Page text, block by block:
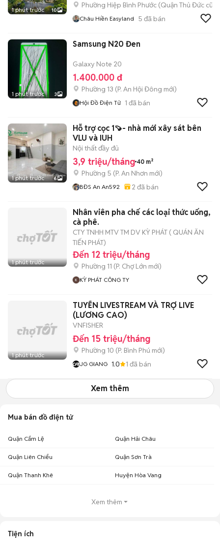
1 phút trước 10
Phường Hiệp Bình Phước (Quận Thủ Đức cũ)
Châu Hiền Easyland 5 đã bán
1 phút trước 3
Samsung N20 Đen
Galaxy Note 20
1.400.000 đ
Phường 13 (P. An Hội Đông mới)
Hội Đồ Điện Tử 1 đã bán
1 phút trước 6
Hỗ trợ cọc 1🍠- nhà mới xây sát bên
VLU và IUH
Nội thất đầy đủ
3,9 triệu/tháng 40 m²
Phường 5 (P. An Nhơn mới)
BĐS An An592 2 đã bán
1 phút trước
Nhân viên pha chế các loại thức uống,
cà phê.
CTY TNHH MTV TM DV KỲ PHÁT ( QUÁN ĂN
TIẾN PHÁT)
Đến 12 triệu/tháng
Phường 11 (P. Chợ Lớn mới)
KỲ PHÁT CÔNG TY
1 phút trước
TUYỂN LIVESTREAM VÀ TRỢ LIVE
(LƯƠNG CAO)
VNFISHER
Đến 15 triệu/tháng
Phường 10 (P. Bình Phú mới)
JG GIANG 1.0 1 đã bán
Xem thêm
Mua bán đồ điện tử
Quận Cẩm Lệ Quận Hải Châu
Quận Liên Chiểu Quận Sơn Trà
Quận Thanh Khê Huyện Hòa Vang
Xem thêm
Tiện ích